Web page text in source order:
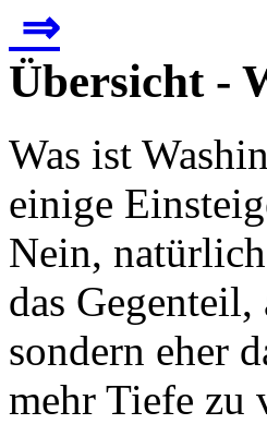
⇒
Übersicht -
Was ist
einige
Nein,
das
sondern eher
mehr Tiefe zu